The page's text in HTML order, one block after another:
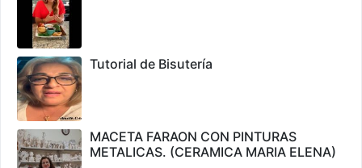
Tutorial de Bisutería
MACETA FARAON CON PINTURAS
METALICAS. (CERAMICA MARIA ELENA)